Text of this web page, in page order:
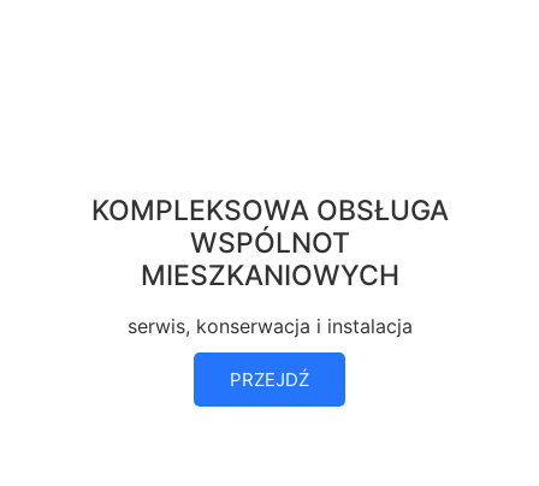
KOMPLEKSOWA OBSŁUGA
WSPÓLNOT
MIESZKANIOWYCH
serwis, konserwacja i instalacja
PRZEJDŹ